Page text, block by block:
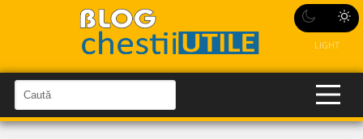
LIGHT
a
u
C
a
u